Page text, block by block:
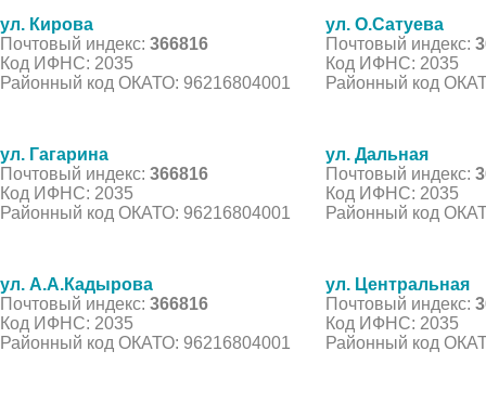
ул. Кирова
Почтовый индекс: 366816
Код ИФНС: 2035
Районный код ОКАТО: 96216804001
ул. О.Сатуева
Почтовый индекс:
Код ИФНС: 2035
Районный код
ул. Гагарина
Почтовый индекс: 366816
Код ИФНС: 2035
Районный код ОКАТО: 96216804001
ул. Дальная
Почтовый индекс:
Код ИФНС: 2035
Районный код
ул. А.А.Кадырова
Почтовый индекс: 366816
Код ИФНС: 2035
Районный код ОКАТО: 96216804001
ул. Центральная
Почтовый индекс:
Код ИФНС: 2035
Районный код